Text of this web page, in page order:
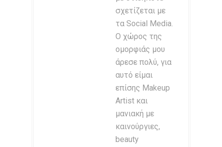
σχετίζεται με
τα Social Media.
Ο χώρος της
ομορφιάς μου
άρεσε πολύ, για
αυτό είμαι
επίσης Makeup
Artist και
μανιακή με
καινούργιες,
beauty